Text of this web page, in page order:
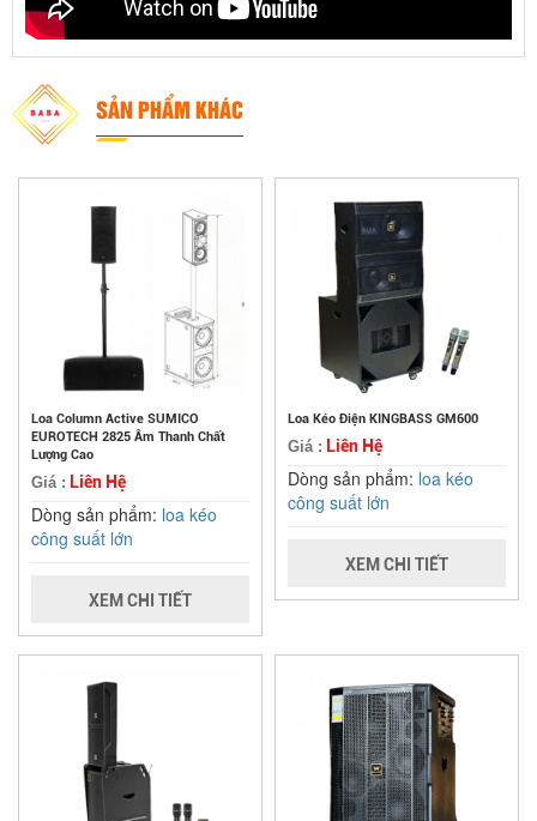
SẢN PHẨM KHÁC
Loa Column Active SUMICO
EUROTECH 2825 Âm Thanh Chất
Lượng Cao
Giá : Liên Hệ
Dòng sản phẩm: loa kéo
công suất lớn
XEM CHI TIẾT
Loa Kéo Điện KINGBASS GM600
Giá : Liên Hệ
Dòng sản phẩm: loa kéo
công suất lớn
XEM CHI TIẾT